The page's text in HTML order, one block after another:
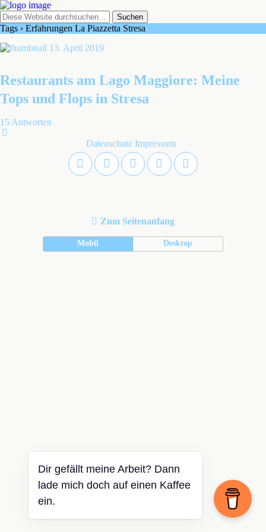
Tags › Erfahrungen La Piazzetta Stresa
13. April 2019
Restaurants am Lago Maggiore: Meine
Tops und Flops in Stresa
15 Antworten
Datenschutz Impressum
Zum Seitenanfang
Mobil Desktop
Dir gefällt meine Arbeit? Dann
lade mich doch auf einen Kaffee
ein.